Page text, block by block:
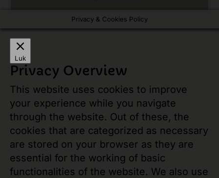
Privacy & Cookies Policy
Luk
Privacy Overview
This website uses cookies to improve
your experience while you navigate
through the website. Out of these, the
cookies that are categorized as necessary
are stored on your browser as they are
essential for the working of basic
functionalities of the website. We also use